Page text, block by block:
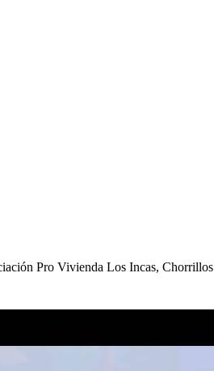
Pro Vivienda Los Incas, Chorrillos